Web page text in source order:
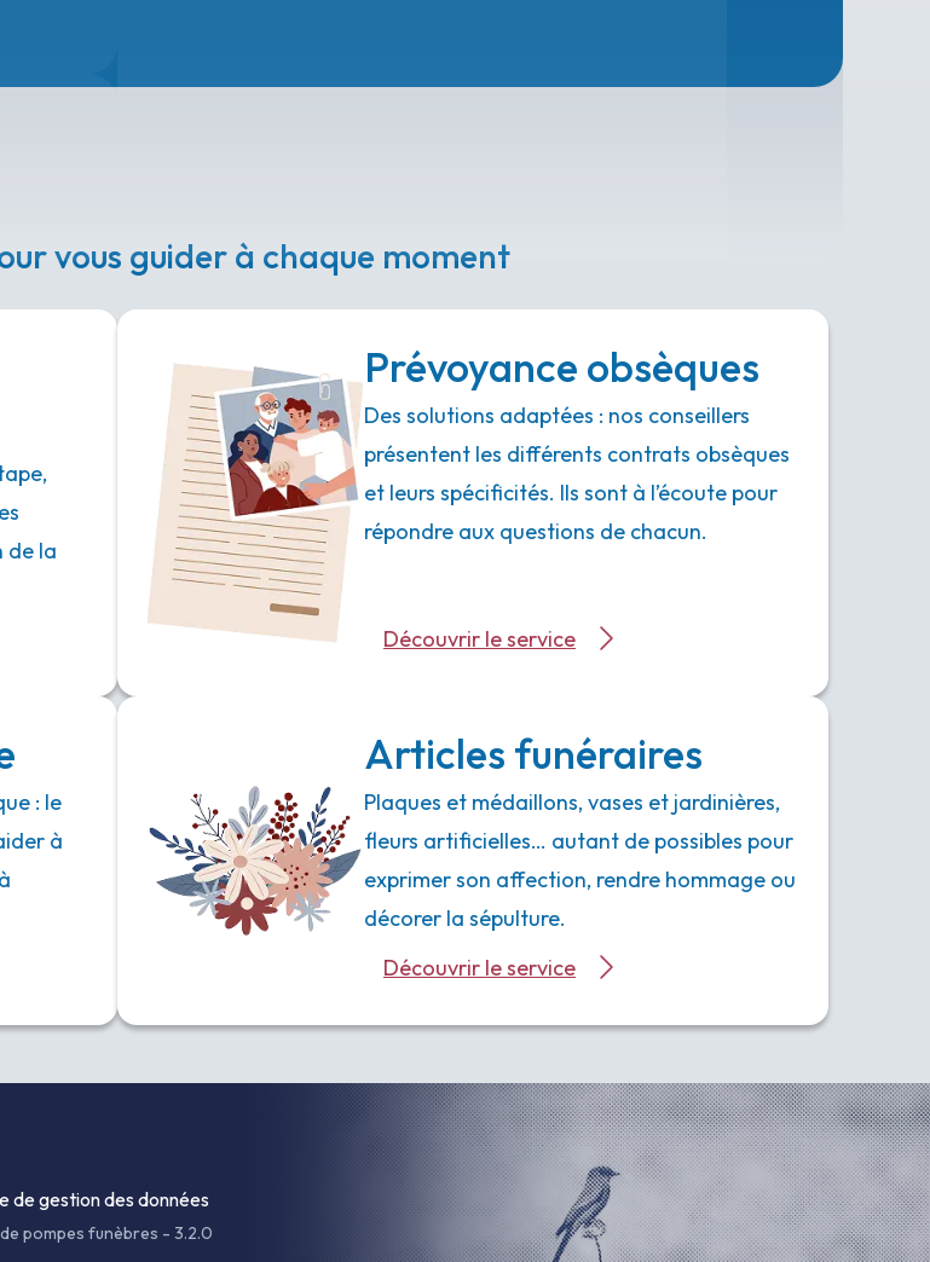
vous guider à chaque moment
de la
Prévoyance obsèques
Des solutions adaptées : nos conseillers
présentent les différents contrats obsèques
et leurs spécificités. Ils sont à l’écoute pour
répondre aux questions de chacun.
Découvrir le service
: le
à
Articles funéraires
Plaques et médaillons, vases et jardinières,
fleurs artificielles… autant de possibles pour
exprimer son affection, rendre hommage ou
décorer la sépulture.
Découvrir le service
de gestion des données
pompes funèbres - 3.2.0